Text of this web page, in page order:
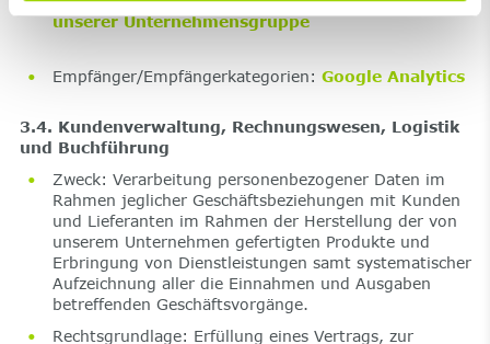
unserer Unternehmensgruppe
Empfänger/Empfängerkategorien: Google Analytics
3.4. Kundenverwaltung, Rechnungswesen, Logistik
und Buchführung
Zweck: Verarbeitung personenbezogener Daten im
Rahmen jeglicher Geschäftsbeziehungen mit Kunden
und Lieferanten im Rahmen der Herstellung der von
unserem Unternehmen gefertigten Produkte und
Erbringung von Dienstleistungen samt systematischer
Aufzeichnung aller die Einnahmen und Ausgaben
betreffenden Geschäftsvorgänge.
Rechtsgrundlage: Erfüllung eines Vertrags, zur